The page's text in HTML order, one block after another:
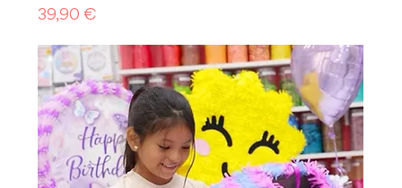
Prezzo
39,90 €